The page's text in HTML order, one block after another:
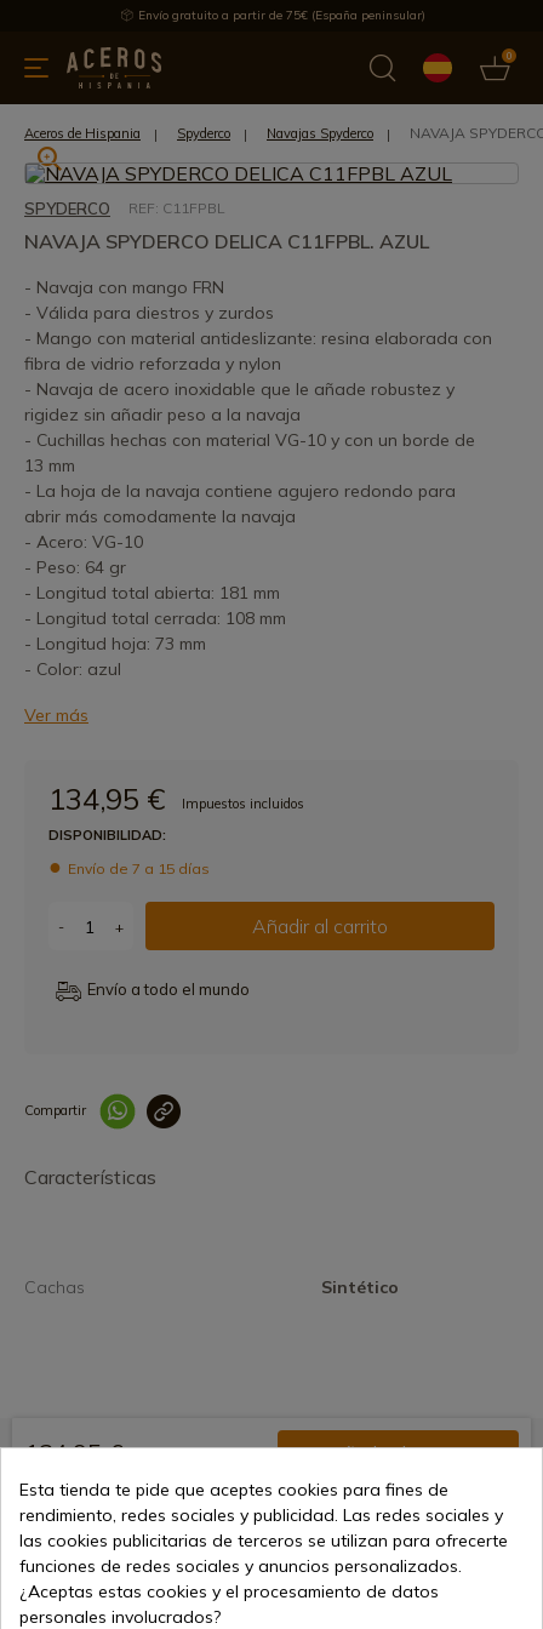
Envío gratuito a partir de 75€ (España peninsular)
0
menaje Ofertas Ultimas novedades Los más vendidos
Aceros de Hispania Spyderco Navajas Spyderco NAVAJA
SPYDERCO REF: C11FPBL
NAVAJA SPYDERCO DELICA C11FPBL. AZUL
- Navaja con mango FRN
- Válida para diestros y zurdos
- Mango con material antideslizante: resina elaborada con
fibra de vidrio reforzada y nylon
- Navaja de acero inoxidable que le añade robustez y
rigidez sin añadir peso a la navaja
- Cuchillas hechas con material VG-10 y con un borde de
13 mm
- La hoja de la navaja contiene agujero redondo para
abrir más comodamente la navaja
- Acero: VG-10
- Peso: 64 gr
- Longitud total abierta: 181 mm
- Longitud total cerrada: 108 mm
- Longitud hoja: 73 mm
- Color: azul
Ver más
134,95 €
Impuestos incluidos
DISPONIBILIDAD:
Envío de 7 a 15 días
- + Añadir al carrito
Envío a todo el mundo
Compartir
Características
Cachas Sintético
134,95 € Añadir al carrito
Vendiendo online desde 1998
Métodos de pago seguros
Esta tienda te pide que aceptes cookies para fines de
rendimiento, redes sociales y publicidad. Las redes sociales y
las cookies publicitarias de terceros se utilizan para ofrecerte
funciones de redes sociales y anuncios personalizados.
¿Aceptas estas cookies y el procesamiento de datos
personales involucrados?